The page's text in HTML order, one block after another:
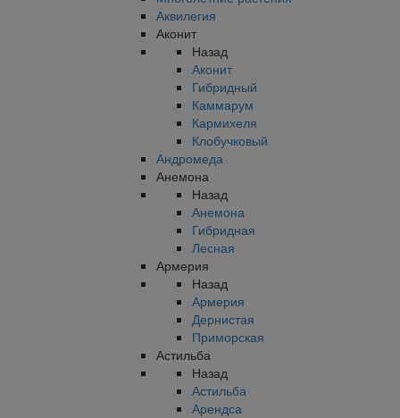
Аквилегия
Аконит
Назад
Аконит
Гибридный
Каммарум
Кармихеля
Клобучковый
Андромеда
Анемона
Назад
Анемона
Гибридная
Лесная
Армерия
Назад
Армерия
Дернистая
Приморская
Астильба
Назад
Астильба
Арендса